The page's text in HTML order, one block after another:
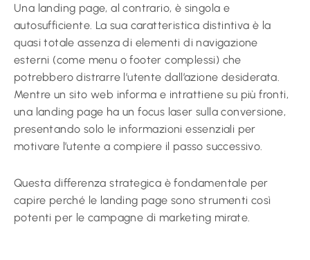
Una landing page, al contrario, è singola e
autosufficiente. La sua caratteristica distintiva è la
quasi totale assenza di elementi di navigazione
esterni (come menu o footer complessi) che
potrebbero distrarre l’utente dall’azione desiderata.
Mentre un sito web informa e intrattiene su più fronti,
una landing page ha un focus laser sulla conversione,
presentando solo le informazioni essenziali per
motivare l’utente a compiere il passo successivo.
Questa differenza strategica è fondamentale per
capire perché le landing page sono strumenti così
potenti per le campagne di marketing mirate.